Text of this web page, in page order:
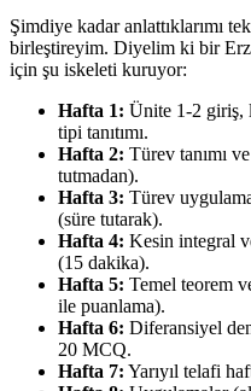
Şimdiye kadar anlattıklarımı
birleştireyim. Diyelim ki bir
için şu iskeleti kuruyor:
Hafta 1: Ünite 1-2 giriş,
tipi tanıtımı.
Hafta 2: Türev tanımı
tutmadan).
Hafta 3: Türev
(süre tutarak).
Hafta 4: Kesin integral
(15 dakika).
Hafta 5: Temel teorem
ile puanlama).
Hafta 6: Diferansiyel
20 MCQ.
Hafta 7: Yarıyıl telafi